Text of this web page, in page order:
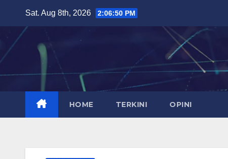
content
Sat. Aug 8th, 2026 2:06:51 PM
HOME TERKINI OPINI